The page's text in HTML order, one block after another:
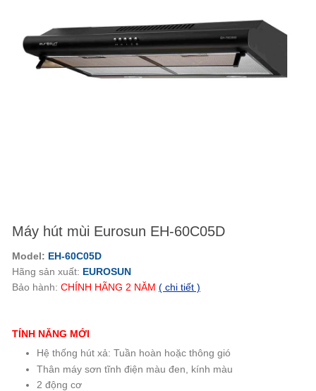
Máy hút mùi Eurosun EH-60C05D
Model: EH-60C05D
Hãng sản xuất: EUROSUN
Bảo hành: CHÍNH HÃNG 2 NĂM ( chi tiết )
TÍNH NĂNG MỚI
Hệ thống hút xả: Tuần hoàn hoặc thông gió
Thân máy sơn tĩnh điện màu đen, kính màu
2 động cơ